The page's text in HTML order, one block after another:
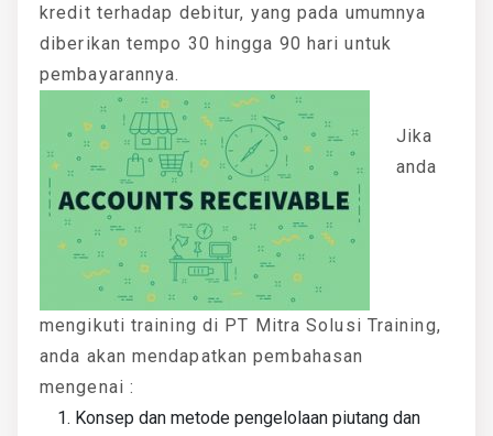
kredit terhadap debitur, yang pada umumnya
diberikan tempo 30 hingga 90 hari untuk
pembayarannya.
Jika
anda
mengikuti training di PT Mitra Solusi Training,
anda akan mendapatkan pembahasan
mengenai :
Konsep dan metode pengelolaan piutang dan